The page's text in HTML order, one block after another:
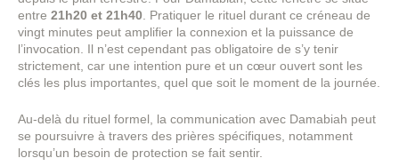
entre 21h20 et 21h40 . Pratiquer le rituel durant ce créneau de
vingt minutes peut amplifier la connexion et la puissance de
l’invocation. Il n’est cependant pas obligatoire de s’y tenir
strictement, car une intention pure et un cœur ouvert sont les
clés les plus importantes, quel que soit le moment de la journée.
Au-delà du rituel formel, la communication avec Damabiah peut
se poursuivre à travers des prières spécifiques, notamment
lorsqu’un besoin de protection se fait sentir.